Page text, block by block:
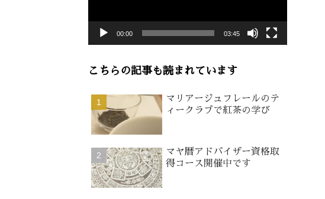
00:00 03:45
こちらの記事も読まれています
マリアージュフレールのテ
ィークラブで紅茶の学び
マヤ暦アドバイザー資格取
得コース開催中です